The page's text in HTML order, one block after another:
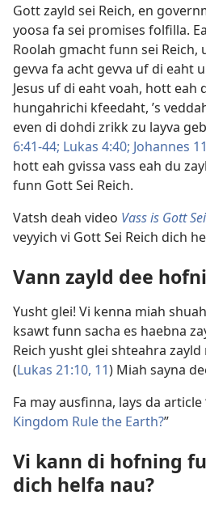
Gott zayld sei Reich, en
yoosa fa sei promises folfilla.
Roolah gmacht funn sei
gevva fa acht gevva uf di eaht
Jesus uf di eaht voah, hott eah
hungahrichi kfeedaht, ’s
even di dohdi zrikk zu layva
6:41-44; Lukas 4:40; Johannes
hott eah gvissa vass eah du
funn Gott Sei Reich.
Vatsh deah video Vass is Gott
veyyich vi Gott Sei Reich dich
Vann zayld dee
Yusht glei! Vi kenna miah
ksawt funn sacha es haebna
Reich yusht glei shteahra
(Lukas 21:10, 11) Miah sayna
Fa may ausfinna, lays da article
Kingdom Rule the Earth?”
Vi kann di hofning
dich helfa nau?